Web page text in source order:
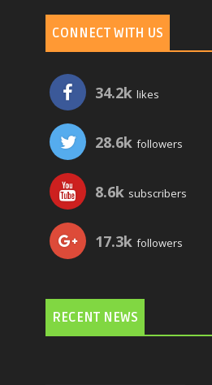
CONNECT WITH US
34.2k likes
28.6k followers
8.6k subscribers
17.3k followers
RECENT NEWS